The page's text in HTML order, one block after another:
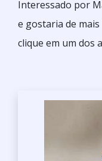
Interessado por
e gostaria de
clique em um dos